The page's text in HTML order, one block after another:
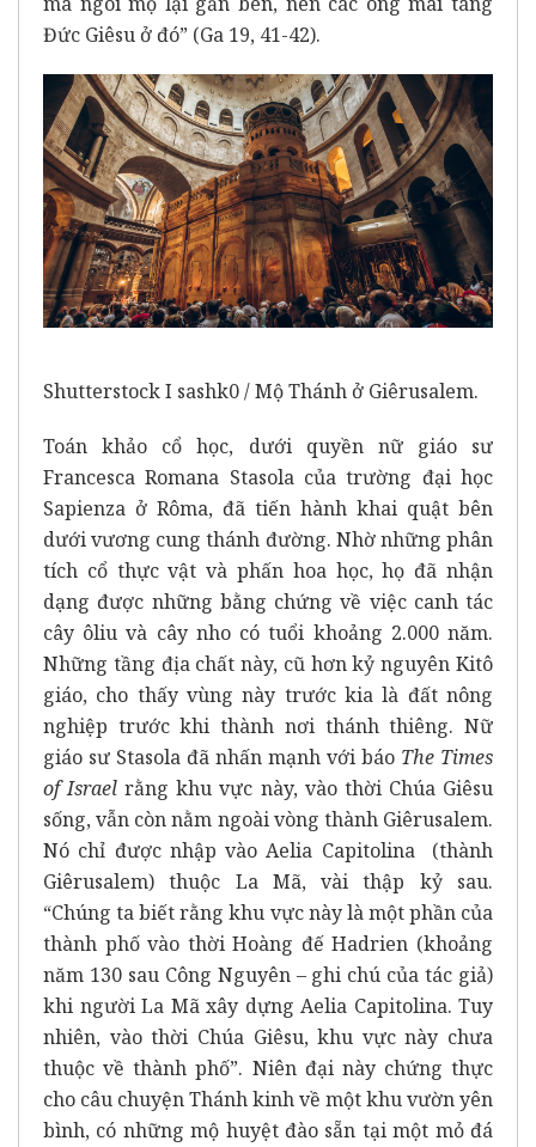
Đức Giêsu ở đó” (Ga 19, 41-42).
Shutterstock I sashk0 / Mộ Thánh ở Giêrusalem.
Toán khảo cổ học, dưới quyền nữ giáo sư
Francesca Romana Stasola của trường đại học
Sapienza ở Rôma, đã tiến hành khai quật bên
dưới vương cung thánh đường. Nhờ những phân
tích cổ thực vật và phấn hoa học, họ đã nhận
dạng được những bằng chứng về việc canh tác
cây ôliu và cây nho có tuổi khoảng 2.000 năm.
Những tầng địa chất này, cũ hơn kỷ nguyên Kitô
giáo, cho thấy vùng này trước kia là đất nông
nghiệp trước khi thành nơi thánh thiêng. Nữ
giáo sư Stasola đã nhấn mạnh với báo The Times
of Israel rằng khu vực này, vào thời Chúa Giêsu
sống, vẫn còn nằm ngoài vòng thành Giêrusalem.
Nó chỉ được nhập vào Aelia Capitolina (thành
Giêrusalem) thuộc La Mã, vài thập kỷ sau.
“Chúng ta biết rằng khu vực này là một phần của
thành phố vào thời Hoàng đế Hadrien (khoảng
năm 130 sau Công Nguyên – ghi chú của tác giả)
khi người La Mã xây dựng Aelia Capitolina. Tuy
nhiên, vào thời Chúa Giêsu, khu vực này chưa
thuộc về thành phố”. Niên đại này chứng thực
cho câu chuyện Thánh kinh về một khu vườn yên
bình, có những mộ huyệt đào sẵn tại một mỏ đá